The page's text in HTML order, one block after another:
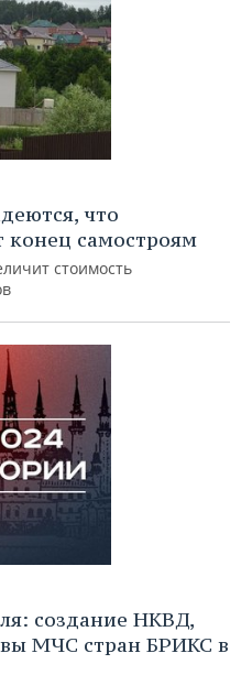
что
конец самостроям
стоимость
создание НКВД,
МЧС стран БРИКС в